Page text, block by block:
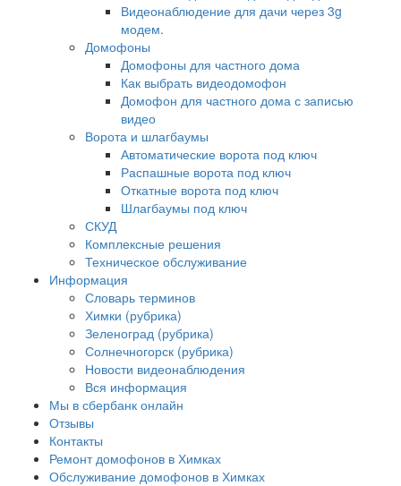
Видеонаблюдение для дачи через 3g
модем.
Домофоны
Домофоны для частного дома
Как выбрать видеодомофон
Домофон для частного дома с записью
видео
Ворота и шлагбаумы
Автоматические ворота под ключ
Распашные ворота под ключ
Откатные ворота под ключ
Шлагбаумы под ключ
СКУД
Комплексные решения
Техническое обслуживание
Информация
Словарь терминов
Химки (рубрика)
Зеленоград (рубрика)
Солнечногорск (рубрика)
Новости видеонаблюдения
Вся информация
Мы в сбербанк онлайн
Отзывы
Контакты
Ремонт домофонов в Химках
Обслуживание домофонов в Химках